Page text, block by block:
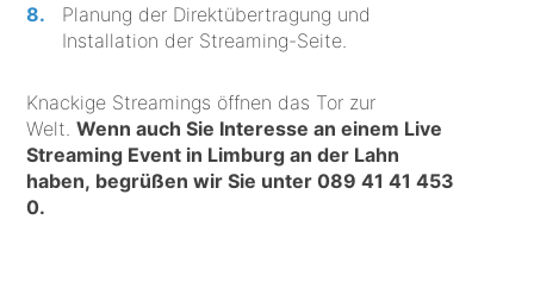
Planung der Direktübertragung und
Installation der Streaming-Seite.
Knackige Streamings öffnen das Tor zur
Welt.Wenn auch Sie Interesse an einem Live
Streaming Event in Limburg an der Lahn
haben, begrüßen wir Sie unter089 41 41 453
0.